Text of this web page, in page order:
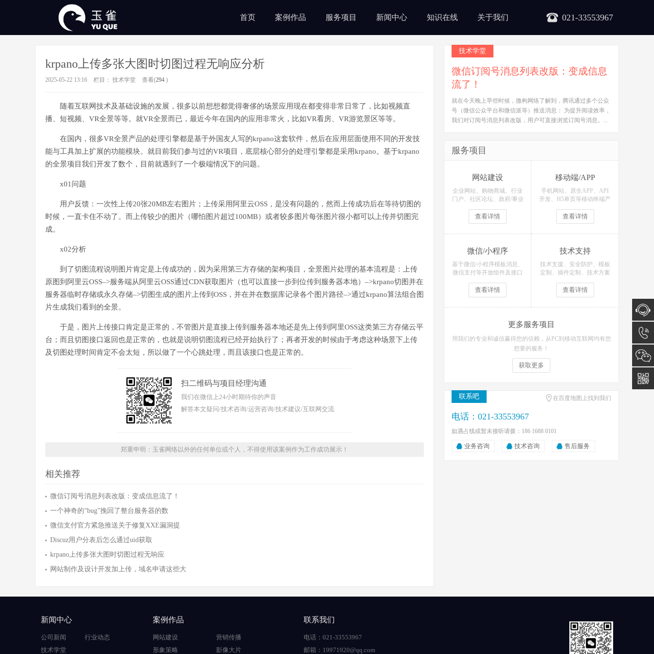
021-33553967
首页 案例作品 服务项目 新闻中心 知识在线 关于我们
krpano上传多张大图时切图过程无响应分析
2025-05-22 13:16 栏目： 技术学堂 查看(294 )
随着互联网技术及基础设施的发展，很多以前想想都觉得奢侈的场景应用现在都变得非常日常了，比如视频直
播、短视频、VR全景等等。就VR全景而已，最近今年在国内的应用非常火，比如VR看房、VR游览景区等等。
在国内，很多VR全景产品的处理引擎都是基于外国友人写的krpano这套软件，然后在应用层面使用不同的开发技
能与工具加上扩展的功能模块。就目前我们参与过的VR项目，底层核心部分的处理引擎都是采用krpano。基于krpano
的全景项目我们开发了数个，目前就遇到了一个极端情况下的问题。
x01问题
用户反馈：一次性上传20张20MB左右图片；上传采用阿里云OSS，是没有问题的，然而上传成功后在等待切图的
时候，一直卡住不动了。而上传较少的图片（哪怕图片超过100MB）或者较多图片每张图片很小都可以上传并切图完
成。
x02分析
到了切图流程说明图片肯定是上传成功的，因为采用第三方存储的架构项目，全景图片处理的基本流程是：上传
原图到阿里云OSS–>服务端从阿里云OSS通过CDN获取图片（也可以直接一步到位传到服务器本地）–>krpano切图并在
服务器临时存储或永久存储–>切图生成的图片上传到OSS，并在并在数据库记录各个图片路径–>通过krpano算法组合图
片生成我们看到的全景。
于是，图片上传接口肯定是正常的，不管图片是直接上传到服务器本地还是先上传到阿里OSS这类第三方存储云平
台；而且切图接口返回也是正常的，也就是说明切图流程已经开始执行了；再者开发的时候由于考虑这种场景下上传
及切图处理时间肯定不会太短，所以做了一个心跳处理，而且该接口也是正常的。
扫二维码与项目经理沟通
我们在微信上24小时期待你的声音
解答本文疑问/技术咨询/运营咨询/技术建议/互联网交流
郑重申明：玉雀网络以外的任何单位或个人，不得使用该案例作为工作成功展示！
相关推荐
微信订阅号消息列表改版：变成信息流了！
一个神奇的“bug”挽回了整台服务器的数
微信支付官方紧急推送关于修复XXE漏洞提
Discuz用户分表后怎么通过uid获取
krpano上传多张大图时切图过程无响应
网站制作及设计开发加上传，域名申请这些大
技术学堂
微信订阅号消息列表改版：变成信息
流了！
就在今天晚上早些时候，微构网络了解到，腾讯通过多个公众
号（微信公众平台和微信派等）推送消息： 为提升阅读效率，
我们对订阅号消息列表改版，用户可直接浏览订阅号消息。...
服务项目
网站建设
企业网站、购物商城、行业
门户、社区论坛、政府/事业
查看详情
移动端/APP
手机网站、原生APP、API
开发、H5单页等移动终端产
查看详情
微信/小程序
基于微信/小程序模板消息、
微信支付等开放组件及接口
查看详情
技术支持
技术支援、安全防护、模板
定制、插件定制、技术方案
查看详情
更多服务项目
用我们的专业和诚信赢得您的信赖，从PC到移动互联网均有您
想要的服务！
获取更多
联系吧 在百度地图上找到我们
电话：021-33553967
如遇占线或暂未接听请拨：186 1688 0101
业务咨询 技术咨询 售后服务
新闻中心
公司新闻
行业动态
技术学堂
案例作品
网站建设
营销传播
形象策略
影像大片
联系我们
电话：021-33553967
邮箱：19971920@qq.com
在线咨
询
021-